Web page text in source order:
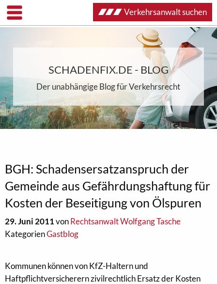
SCHADENFIX.DE - BLOG
Der unabhängige Blog für Verkehrsrecht
BGH: Schadensersatzanspruch der
Gemeinde aus Gefährdungshaftung für
Kosten der Beseitigung von Ölspuren
29. Juni 2011vonRechtsanwalt Wolfgang Tasche
KategorienGastblog
Kommunen können von KfZ-Haltern und
Haftpflichtversicherern zivilrechtlich Ersatz der Kosten
Verkehrsanwalt suchen